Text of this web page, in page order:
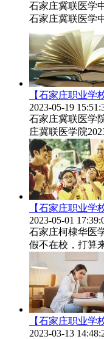
石家庄冀联医学
石家庄冀联医学
【石家庄职业学
2023-05-19
石家庄冀联医学
庄冀联医学院
【石家庄职业学
2023-05-01
石家庄柯棣华医
假不在校，打算
【石家庄职业学
2023-03-13